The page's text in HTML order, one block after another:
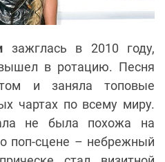
зажглась в 2010 году,
в ротацию. Песня
и заняла топовые
чартах по всему миру.
не была похожа на
поп-сцене – небрежный